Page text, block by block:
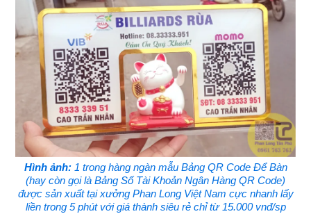
Hình ảnh:1 trong hàng ngàn mẫu Bảng QR Code Để Bàn
(hay còn gọi là Bảng Số Tài Khoản Ngân Hàng QR Code)
được sản xuất tại xưởng Phan Long Việt Nam cực nhanh lấy
liền trong 5 phút với giá thành siêu rẻ chỉ từ 15.000 vnđ/sp